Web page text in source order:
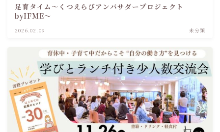
足育タイム～くつえらびアンバサダープロジェクト
byIFME～
2026.02.09 未分類